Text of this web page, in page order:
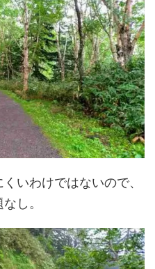
いわけではないので、
し。